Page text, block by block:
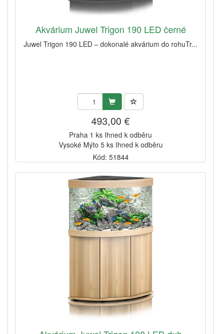
Akvárium Juwel Trigon 190 LED černé
Juwel Trigon 190 LED – dokonalé akvárium do rohuTr...
493,00 €
Praha 1 ks Ihned k odběru
Vysoké Mýto 5 ks Ihned k odběru
Kód: 51844